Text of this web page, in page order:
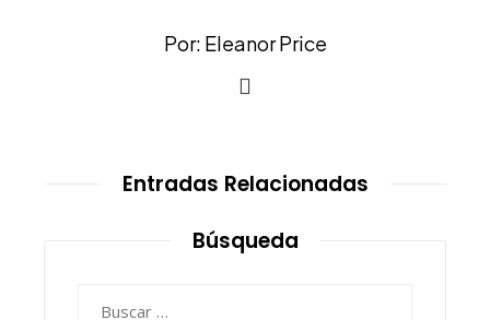
Por: Eleanor Price
Entradas Relacionadas
Búsqueda